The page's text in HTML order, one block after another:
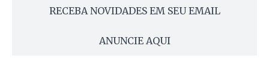
RECEBA NOVIDADES EM SEU EMAIL
ANUNCIE AQUI